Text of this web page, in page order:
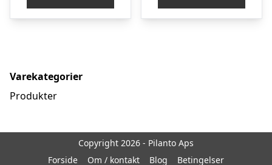
Varekategorier
Produkter
Copyright 2026 - Pilanto Aps
Forside
Om / kontakt Blog Betingelser